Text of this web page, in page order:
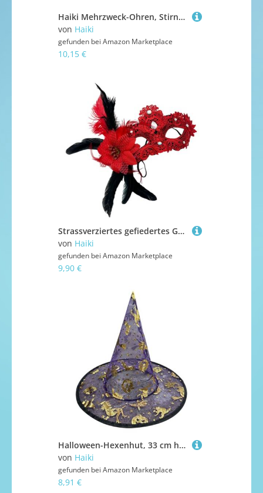
Haiki Mehrzweck-Ohren, Stirnband, Schleifen, Schwanz, Rock, Set, Cosplay-Zubehör für Themenpartys, Rollenspiele, Aktivitäten
von Haiki
gefunden bei Amazon Marketplace
10,15 €
Strassverziertes gefiedertes Gesicht, leichtes Kostüm, bequem zu tragen für Halloween-Event und Cosplay, elegante Maskeraden
von Haiki
gefunden bei Amazon Marketplace
9,90 €
Halloween-Hexenhut, 33 cm hoch, spitz, Zaubererhut, Kostümzubehör für Damen, Herren, Kinder, Cosplay, tragbares Party-Zubehör, 5 Stück
von Haiki
gefunden bei Amazon Marketplace
8,91 €